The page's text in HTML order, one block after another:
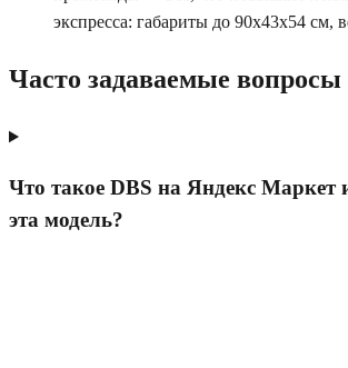
экспресса: габариты до 90x43x54 см,
Часто задаваемые вопросы
Что такое DBS на Яндекс Маркет
эта модель?